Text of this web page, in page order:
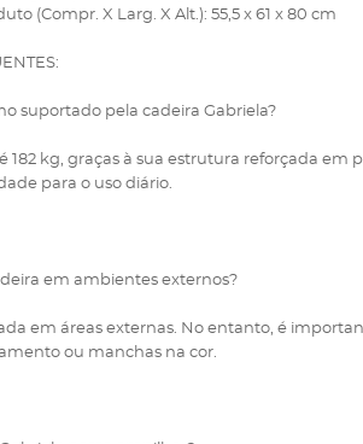
(Compr. X Larg. X Alt.): 55,5 x 61 x 80 cm
suportado pela cadeira Gabriela?
182 kg, graças à sua estrutura reforçada
para o uso diário.
em ambientes externos?
em áreas externas. No entanto, é
ou manchas na cor.